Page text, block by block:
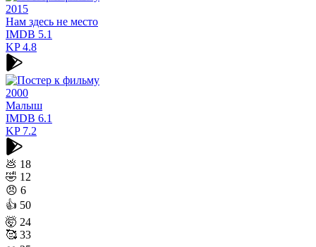
2015
Нам здесь не место
IMDB 5.1
KP4.8
2000
Малыш
IMDB 6.1
KP7.2
💩 18
🤣 12
😠 6
👍 50
🤯 24
🥰 33